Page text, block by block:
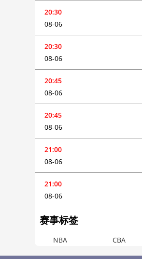
20:30
08-06
20:30
08-06
20:45
08-06
20:45
08-06
21:00
08-06
21:00
08-06
赛事标签
NBA CBA